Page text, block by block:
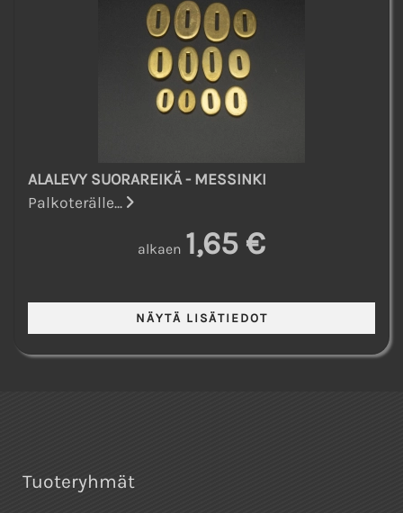
ALALEVY SUORAREIKÄ - MESSINKI
Palkoterälle...
alkaen 1,65 €
Tuoteryhmät